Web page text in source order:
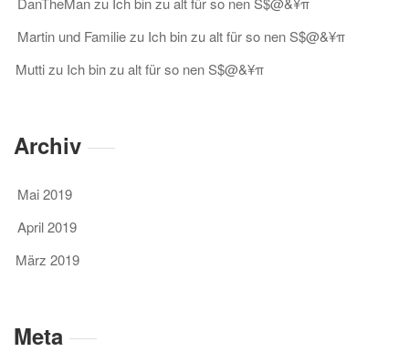
Martin und Familiezu Ich bin zu alt für so nen S$@&¥π
Muttizu Ich bin zu alt für so nen S$@&¥π
Archiv
Mai 2019
April 2019
März 2019
Meta